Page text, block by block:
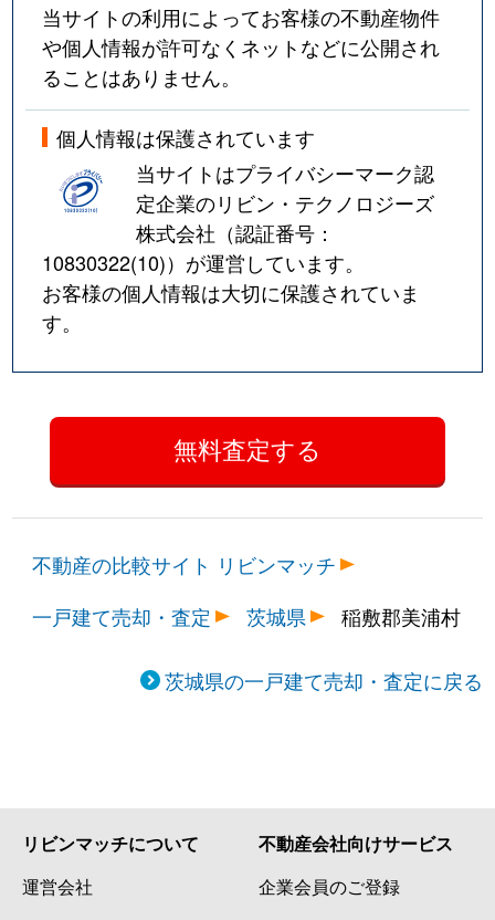
当サイトの利用によってお客様の不動産物件
や個人情報が許可なくネットなどに公開され
ることはありません。
個人情報は保護されています
当サイトはプライバシーマーク認
定企業のリビン・テクノロジーズ
株式会社（認証番号：
10830322(10)）が運営しています。
お客様の個人情報は大切に保護されていま
す。
不動産の比較サイト リビンマッチ
一戸建て売却・査定
茨城県 稲敷郡美浦村
茨城県の一戸建て売却・査定に戻る
リビンマッチについて
運営会社
不動産会社向けサービス
企業会員のご登録